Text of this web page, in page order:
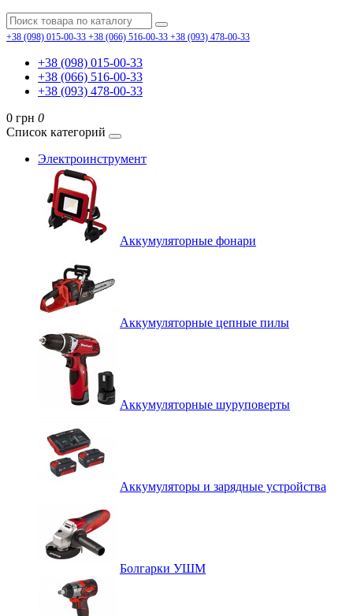
+38 (098) 015-00-33 +38 (066) 516-00-33 +38 (093) 478-00-33
+38 (098) 015-00-33
+38 (066) 516-00-33
+38 (093) 478-00-33
0 грн 0
Список категорий
Электроинструмент
Аккумуляторные фонари
Аккумуляторные цепные пилы
Аккумуляторные шуруповерты
Аккумуляторы и зарядные устройства
Болгарки УШМ